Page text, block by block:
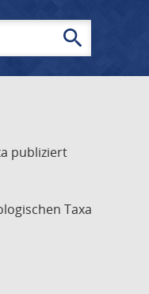
search
publiziert
Taxa